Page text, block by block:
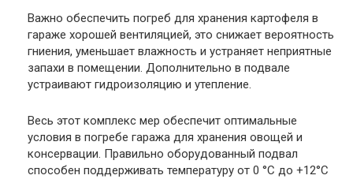
Важно обеспечить погреб для хранения картофеля в
гараже хорошей вентиляцией, это снижает вероятность
гниения, уменьшает влажность и устраняет неприятные
запахи в помещении. Дополнительно в подвале
устраивают гидроизоляцию и утепление.
Весь этот комплекс мер обеспечит оптимальные
условия в погребе гаража для хранения овощей и
консервации. Правильно оборудованный подвал
способен поддерживать температуру от 0 °C до +12°C